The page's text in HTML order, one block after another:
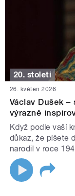
20. století
26. květen 2026
Václav Dušek
výrazně
Když podle vaší
důkaz, že píšete
narodil v roce